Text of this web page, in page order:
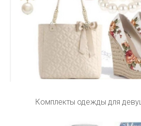
Комплекты одежды для